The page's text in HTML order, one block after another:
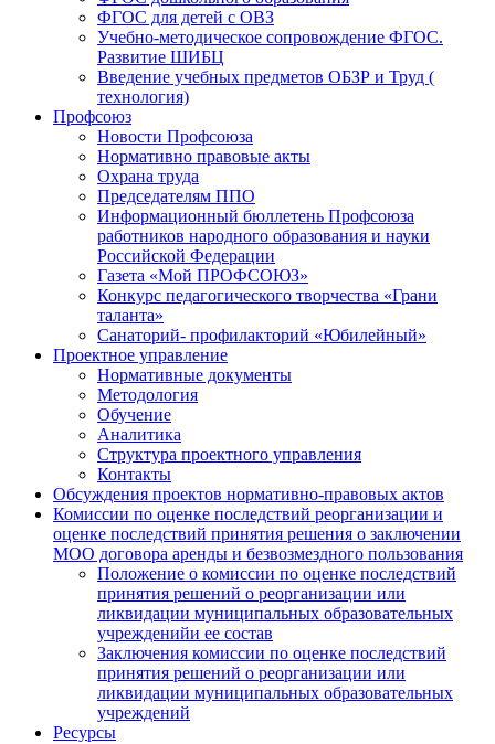
ФГОС для детей с ОВЗ
Учебно-методическое сопровождение ФГОС.
Развитие ШИБЦ
Введение учебных предметов ОБЗР и Труд (
технология)
Профсоюз
Новости Профсоюза
Нормативно правовые акты
Охрана труда
Председателям ППО
Информационный бюллетень Профсоюза
работников народного образования и науки
Российской Федерации
Газета «Мой ПРОФСОЮЗ»
Конкурс педагогического творчества «Грани
таланта»
Санаторий- профилакторий «Юбилейный»
Проектное управление
Нормативные документы
Методология
Обучение
Аналитика
Структура проектного управления
Контакты
Обсуждения проектов нормативно-правовых актов
Комиссии по оценке последствий реорганизации и
оценке последствий принятия решения о заключении
МОО договора аренды и безвозмездного пользования
Положение о комиссии по оценке последствий
принятия решений о реорганизации или
ликвидации муниципальных образовательных
учрежденийи ее состав
Заключения комиссии по оценке последствий
принятия решений о реорганизации или
ликвидации муниципальных образовательных
учреждений
Ресурсы